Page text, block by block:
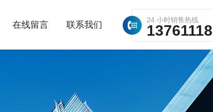
24 小时销售热线
在线留言 联系我们